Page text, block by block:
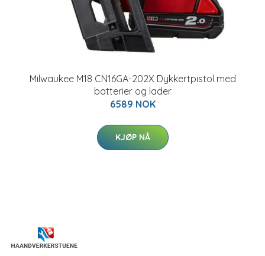
Milwaukee M18 CN16GA-202X Dykkertpistol med
batterier og lader
6589 NOK
KJØP NÅ